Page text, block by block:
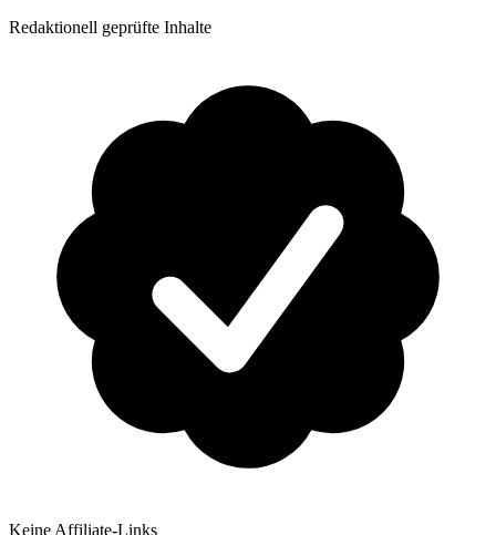
Redaktionell geprüfte Inhalte
Keine Affiliate-Links